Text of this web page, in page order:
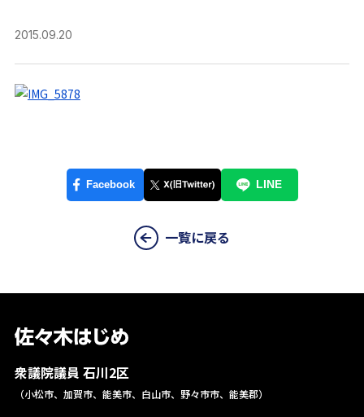
2015.09.20
一覧に戻る
衆議院議員 石川2区
（小松市、加賀市、能美市、白山市、野々市市、能美郡）